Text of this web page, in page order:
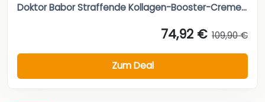
Doktor Babor Straffende Kollagen-Booster-Creme...
74,92 € 109,90 €
Zum Deal